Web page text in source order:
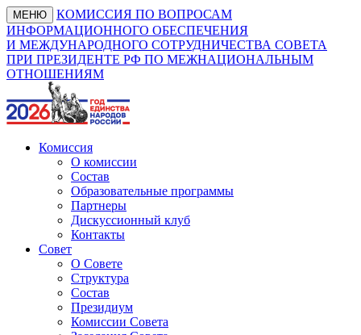
МЕНЮ
КОМИССИЯ ПО ВОПРОСАМ
ИНФОРМАЦИОННОГО ОБЕСПЕЧЕНИЯ
И МЕЖДУНАРОДНОГО СОТРУДНИЧЕСТВА СОВЕТА
ПРИ ПРЕЗИДЕНТЕ РФ ПО МЕЖНАЦИОНАЛЬНЫМ
ОТНОШЕНИЯМ
Комиссия
О комиссии
Состав
Образовательные программы
Партнеры
Дискуссионный клуб
Контакты
Совет
О Совете
Структура
Состав
Президиум
Комиссии Совета